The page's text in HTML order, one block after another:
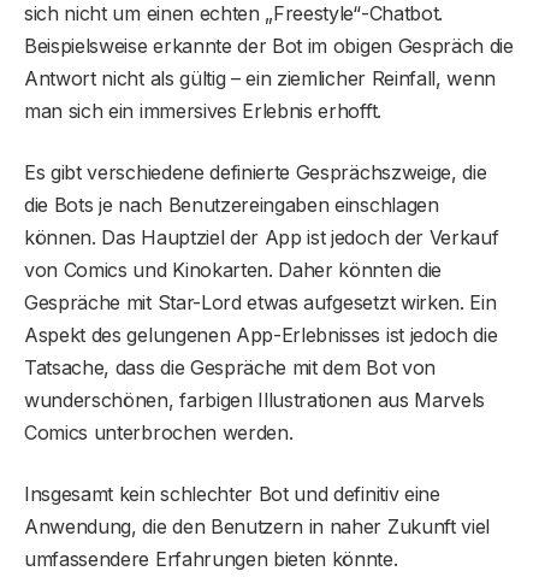
sich nicht um einen echten „Freestyle“-Chatbot.
Beispielsweise erkannte der Bot im obigen Gespräch die
Antwort nicht als gültig – ein ziemlicher Reinfall, wenn
man sich ein immersives Erlebnis erhofft.
Es gibt verschiedene definierte Gesprächszweige, die
die Bots je nach Benutzereingaben einschlagen
können. Das Hauptziel der App ist jedoch der Verkauf
von Comics und Kinokarten. Daher könnten die
Gespräche mit Star-Lord etwas aufgesetzt wirken. Ein
Aspekt des gelungenen App-Erlebnisses ist jedoch die
Tatsache, dass die Gespräche mit dem Bot von
wunderschönen, farbigen Illustrationen aus Marvels
Comics unterbrochen werden.
Insgesamt kein schlechter Bot und definitiv eine
Anwendung, die den Benutzern in naher Zukunft viel
umfassendere Erfahrungen bieten könnte.